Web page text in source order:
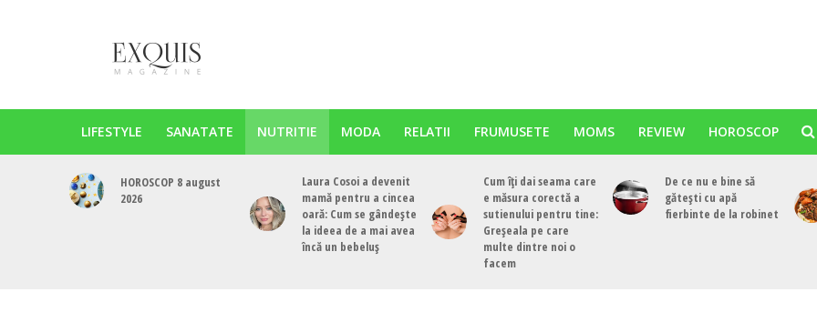
LIFESTYLE SANATATE NUTRITIE MODA RELATII FRUMUSETE MOMS REVIEW HOROSCOP
HOROSCOP 8 august
2026
Laura Cosoi a devenit
mamă pentru a cincea
oară: Cum se gândește
la ideea de a mai avea
încă un bebeluș
Cum îți dai seama care
e măsura corectă a
sutienului pentru tine:
Greșeala pe care
multe dintre noi o
facem
De ce nu e bine să
gătești cu apă
fierbinte de la robinet